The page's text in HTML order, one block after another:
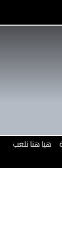
to
هيا هنا نلعب